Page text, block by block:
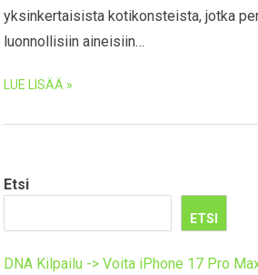
yksinkertaisista kotikonsteista, jotka
luonnollisiin aineisiin…
LUE LISÄÄ »
Etsi
ETSI
DNA Kilpailu -> Voita iPhone 17 Pro